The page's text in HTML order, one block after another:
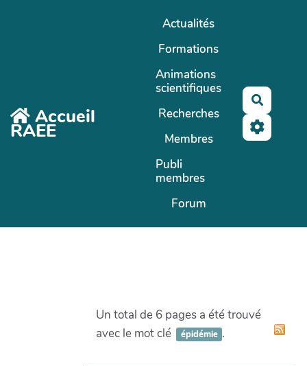
Accueil
RAEE
Actualités
Formations
Animations
scientifiques
Recherches
Membres
Publi
membres
Forum
Un total de 6 pages a été trouvé
avec le mot clé
épidémie .